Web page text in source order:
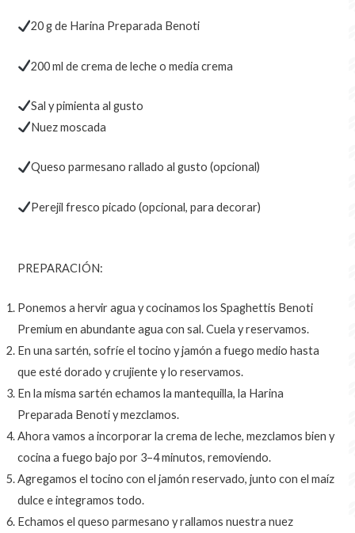
20 g de Harina Preparada Benoti
200 ml de crema de leche o media crema
Sal y pimienta al gusto
Nuez moscada
Queso parmesano rallado al gusto (opcional)
Perejil fresco picado (opcional, para decorar)
PREPARACIÓN:
Ponemos a hervir agua y cocinamos los Spaghettis Benoti
Premium en abundante agua con sal. Cuela y reservamos.
En una sartén, sofríe el tocino y jamón a fuego medio hasta
que esté dorado y crujiente y lo reservamos.
En la misma sartén echamos la mantequilla, la Harina
Preparada Benoti y mezclamos.
Ahora vamos a incorporar la crema de leche, mezclamos bien y
cocina a fuego bajo por 3–4 minutos, removiendo.
Agregamos el tocino con el jamón reservado, junto con el maíz
dulce e integramos todo.
Echamos el queso parmesano y rallamos nuestra nuez